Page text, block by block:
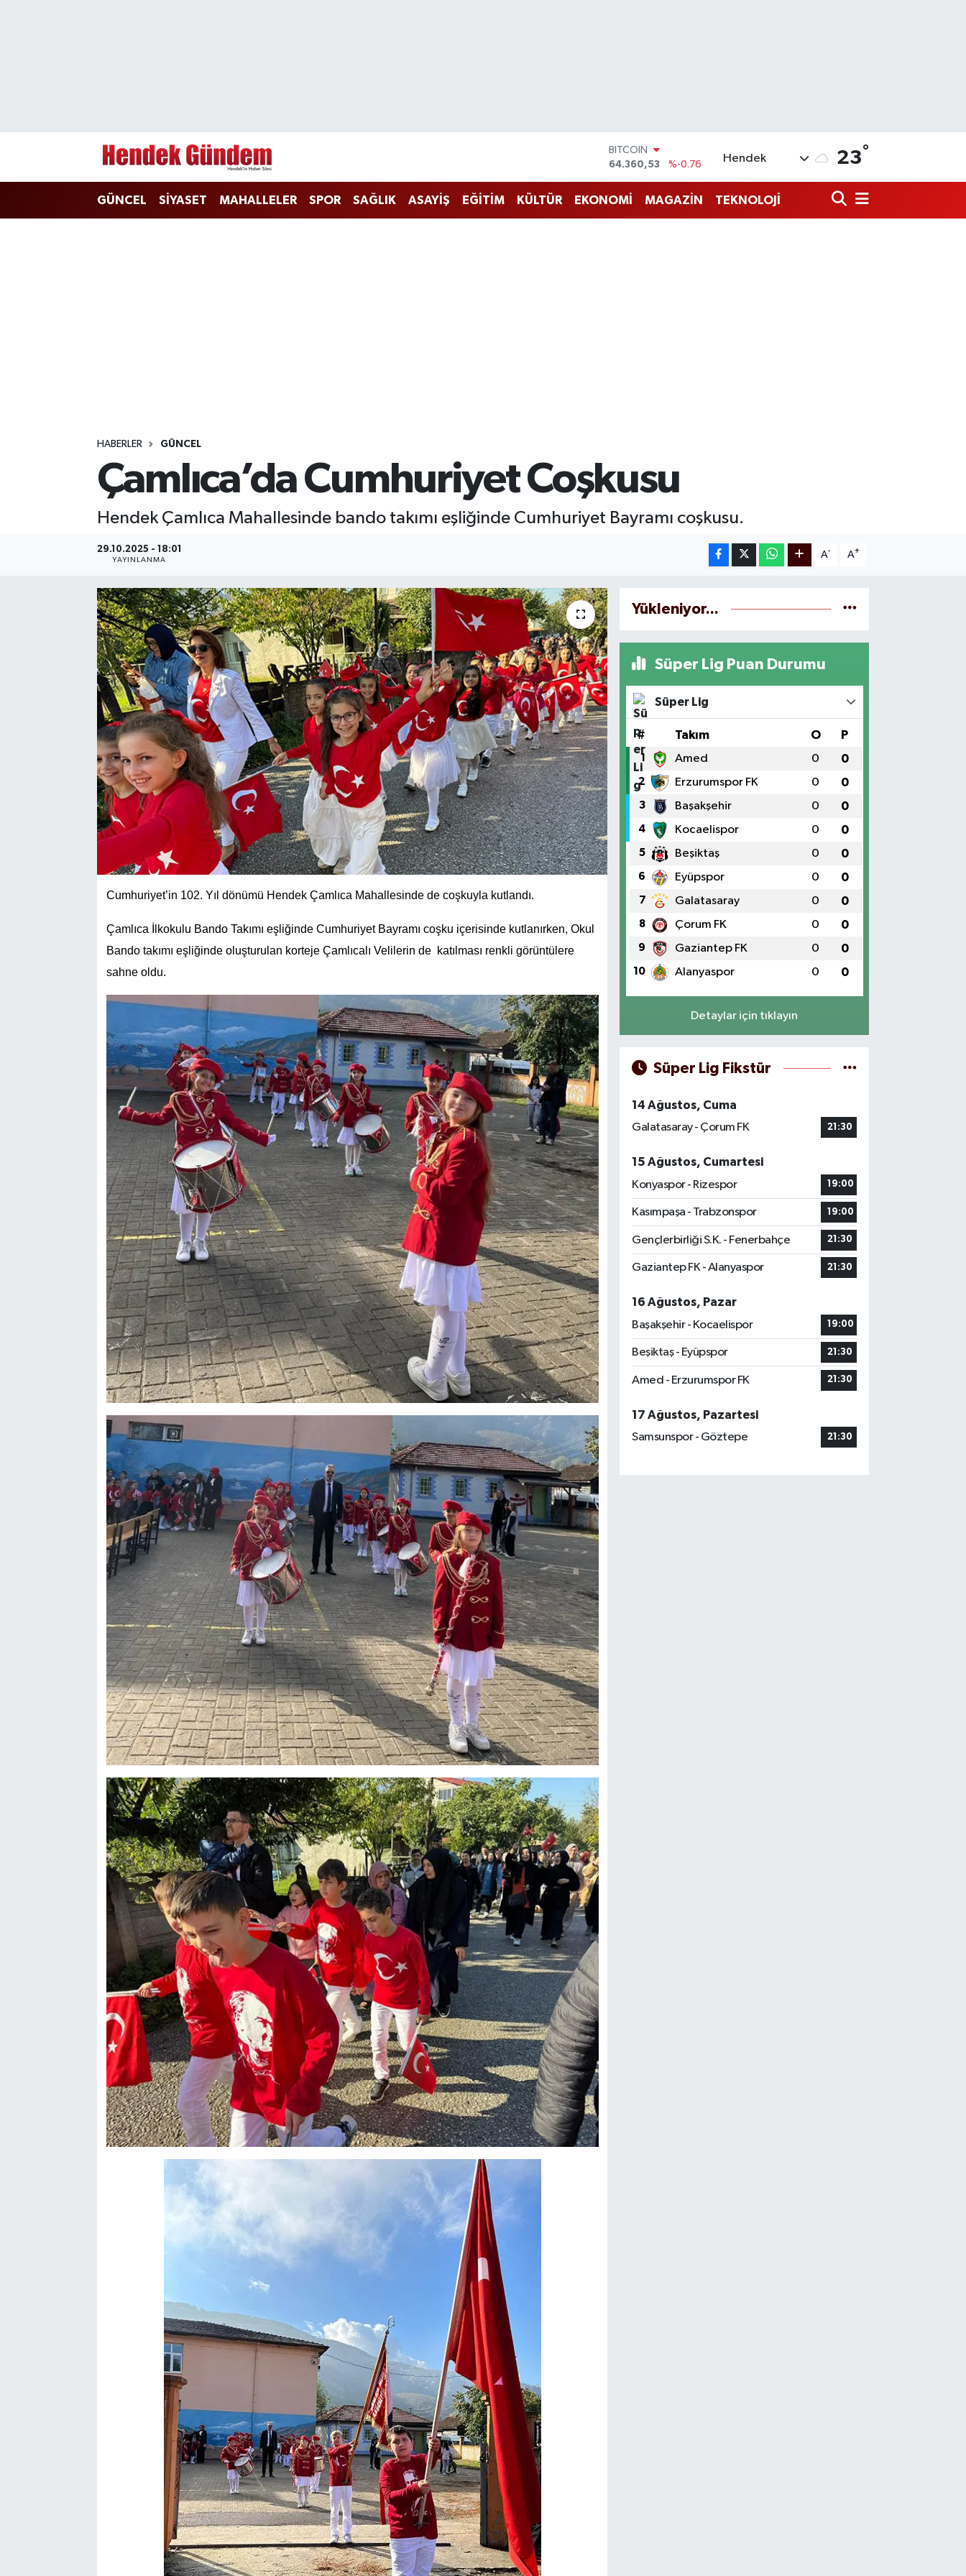
DOLAR
47,7069
%0.17
55,0265
STERLİN
64,1897
%0.02
Hendek 23°
GÜNCEL SİYASET MAHALLELER SPOR SAĞLIK ASAYİŞ EĞİTİM KÜLTÜR EKONOMİ MAGAZİN TEKNOLOJİ
HABERLER GÜNCEL
Çamlıca’da Cumhuriyet Coşkusu
Hendek Çamlıca Mahallesinde bando takımı eşliğinde Cumhuriyet Bayramı coşkusu.
29.10.2025 - 18:01
YAYINLANMA
A- A+
Cumhuriyet’in 102. Yıl dönümü Hendek Çamlıca Mahallesinde de coşkuyla kutlandı.
Çamlıca İlkokulu Bando Takımı eşliğinde Cumhuriyet Bayramı coşku içerisinde kutlanırken, Okul
Bando takımı eşliğinde oluşturulan korteje Çamlıcalı Velilerin de katılması renkli görüntülere
sahne oldu.
Yükleniyor...
Süper Lig Puan Durumu
Süper Lig
# Takım O P
1 Amed 0 0
2 Erzurumspor FK 0 0
3 Başakşehir 0 0
4 Kocaelispor 0 0
5 Beşiktaş 0 0
6 Eyüpspor 0 0
7 Galatasaray 0 0
8 Çorum FK 0 0
9 Gaziantep FK 0 0
10 Alanyaspor 0 0
Detaylar için tıklayın
Süper Lig Fikstür
14 Ağustos, Cuma
Galatasaray - Çorum FK
21:30
15 Ağustos, Cumartesi
Konyaspor - Rizespor
19:00
Kasımpaşa - Trabzonspor 19:00
Gençlerbirliği S.K. - Fenerbahçe 21:30
Gaziantep FK - Alanyaspor 21:30
16 Ağustos, Pazar
Başakşehir - Kocaelispor
19:00
Beşiktaş - Eyüpspor 21:30
Amed - Erzurumspor FK 21:30
17 Ağustos, Pazartesi
Samsunspor - Göztepe
21:30
Sakarya Trafik Yoğunluk Haritası
Süper Lig Puan Durumu ve Fikstür